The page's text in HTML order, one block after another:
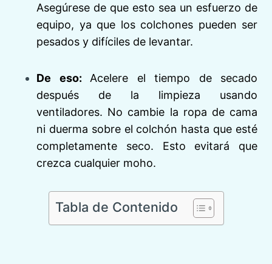
Asegúrese de que esto sea un esfuerzo de
equipo, ya que los colchones pueden ser
pesados ​​y difíciles de levantar.
De eso: Acelere el tiempo de secado
después de la limpieza usando
ventiladores. No cambie la ropa de cama
ni duerma sobre el colchón hasta que esté
completamente seco. Esto evitará que
crezca cualquier moho.
Tabla de Contenido